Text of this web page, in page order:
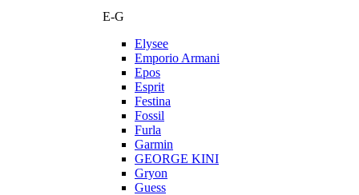
E-G
Elysee
Emporio Armani
Epos
Esprit
Festina
Fossil
Furla
Garmin
GEORGE KINI
Gryon
Guess